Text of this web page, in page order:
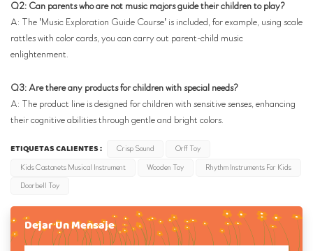
Q2: Can parents who are not music majors guide their children to play?
A: The 'Music Exploration Guide Course' is included, for example, using scale
rattles with color cards, you can carry out parent-child music
enlightenment.
Q3: Are there any products for children with special needs?
A: The product line is designed for children with sensitive senses, enhancing
their cognitive abilities through gentle and bright colors.
ETIQUETAS CALIENTES : Crisp Sound Orff Toy
Kids Castanets Musical Instrument Wooden Toy
Rhythm Instruments For Kids
Doorbell Toy
Dejar Un Mensaje